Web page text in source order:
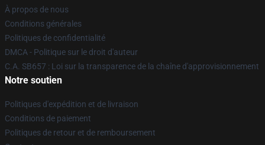
À propos de nous
Conditions générales
Politiques de confidentialité
DMCA - Politique sur le droit d'auteur
C.A. SB657 : Loi sur la transparence de la chaîne d'approvisionnement
Notre soutien
Politiques d'expédition et de livraison
Conditions de paiement
Politiques de retour et de remboursement